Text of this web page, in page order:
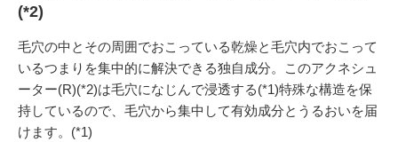
(*2)
毛穴の中とその周囲でおこっている乾燥と毛穴内でおこって
いるつまりを集中的に解決できる独自成分。このアクネシュ
ーター(R)(*2)は毛穴になじんで浸透する(*1)特殊な構造を保
持しているので、毛穴から集中して有効成分とうるおいを届
けます。(*1)